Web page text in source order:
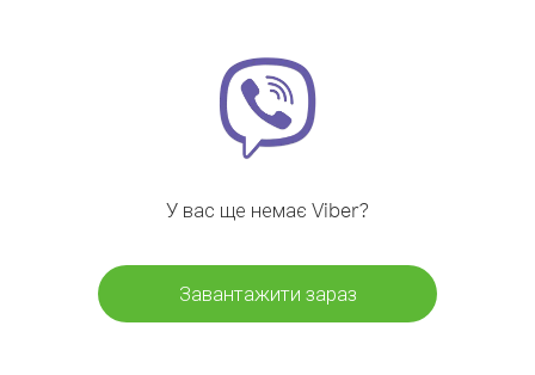
У вас ще немає Viber?
Завантажити зараз